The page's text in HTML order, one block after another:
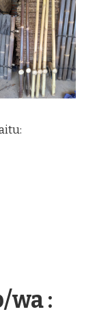
wa :